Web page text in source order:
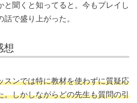
と聞くと知ってると。今もプレイし
で盛り上がった。
想
スンでは特に教材を使わずに質疑応
。しかしながらどの先生も質問の引